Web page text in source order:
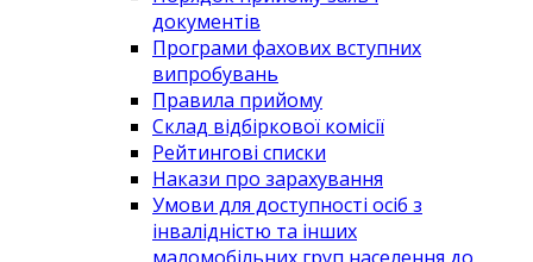
документів
Програми фахових вступних
випробувань
Правила прийому
Склад відбіркової комісії
Рейтингові списки
Накази про зарахування
Умови для доступності осіб з
інвалідністю та інших